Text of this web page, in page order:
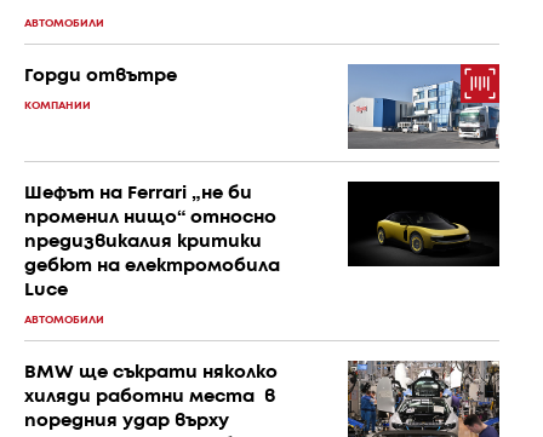
АВТОМОБИЛИ
Горди отвътре
КОМПАНИИ
Шефът на Ferrari „не би
променил нищо“ относно
предизвикалия критики
дебют на електромобила
Luce
АВТОМОБИЛИ
BMW ще съкрати няколко
хиляди работни места в
поредния удар върху